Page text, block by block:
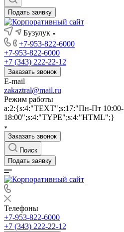
Подать заявку
Бузулук
+7-953-822-6000
+7-953-822-6000
+7 (343) 222-22-12
Заказать звонок
E-mail
zakaztral@mail.ru
Режим работы
a:2:{s:4:"TEXT";s:17:"Пн-Пт 10:00-
18:00";s:4:"TYPE";s:4:"HTML";}
Заказать звонок
Поиск
Подать заявку
Телефоны
+7-953-822-6000
+7 (343) 222-22-12